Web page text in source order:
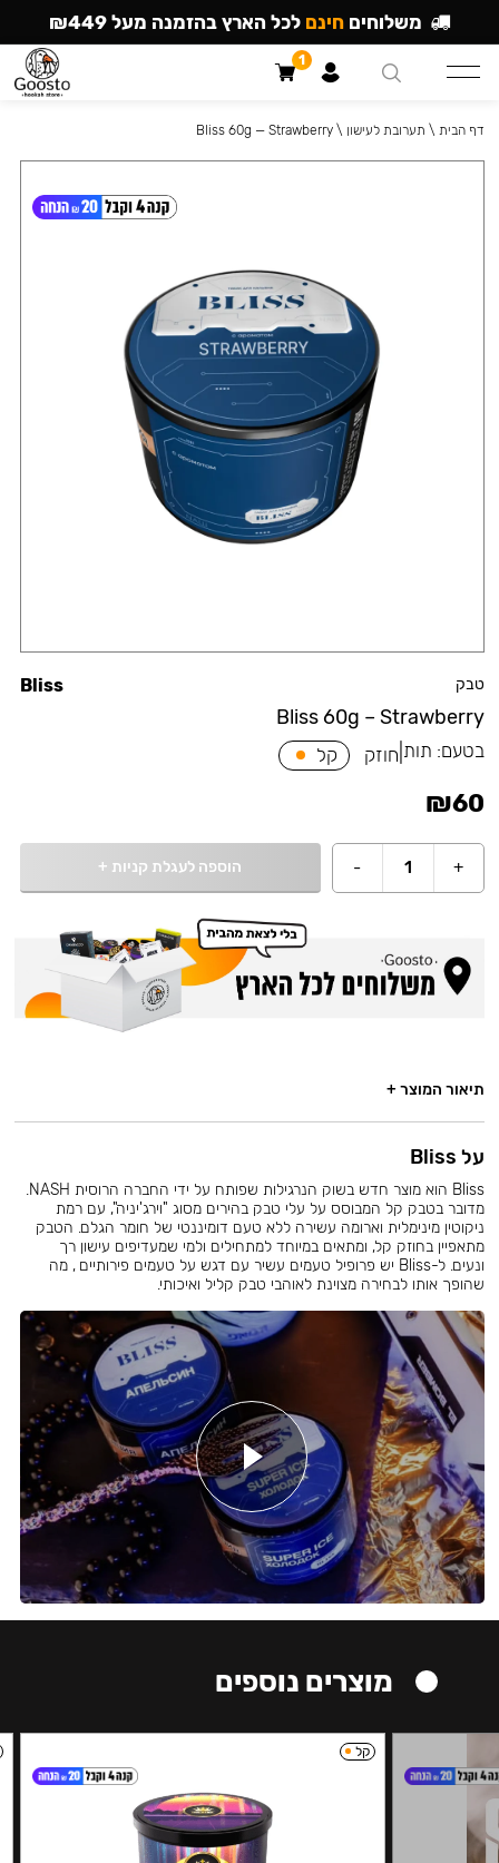
טבק
Bliss 60g – Strawberry
Bliss
בטעם: תות חוזק קל
₪60
+
1
- הוספה לעגלת קניות +
דף הבית \ תערובת לעישון \
Bliss 60g — Strawberry
תיאור המוצר +
על Bliss
Bliss הוא מוצר חדש בשוק הנרגילות שפותח על ידי החברה הרוסית NASH.
מדובר בטבק קל המבוסס על עלי טבק בהירים מסוג "וירג'יניה", עם רמת
ניקוטין מינימלית וארומה עשירה ללא טעם דומיננטי של חומר הגלם. הטבק
מתאפיין בחוזק קל, ומתאים במיוחד למתחילים ולמי שמעדיפים עישון רך
ונעים. ל-Bliss יש פרופיל טעמים עשיר עם דגש על טעמים פירותיים , מה
שהופך אותו לבחירה מצוינת לאוהבי טבק קליל ואיכותי.
מוצרים נוספים
קל
משלוחים חינם לכל הארץ בהזמנה מעל ₪449
1